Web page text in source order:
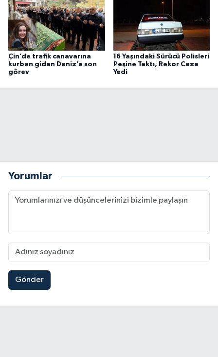
Çin’de trafik canavarına
kurban giden Deniz’e son
görev
16 Yaşındaki Sürücü Polisleri
Peşine Taktı, Rekor Ceza
Yedi
Yorumlar
Gönder